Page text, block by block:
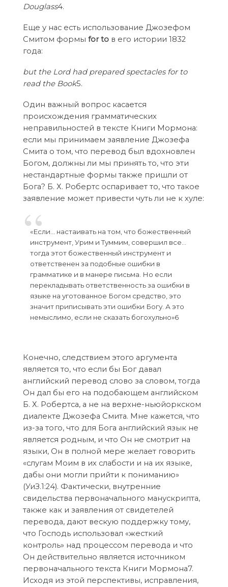
Douglass4.
Еще у нас есть использование Джозефом
Смитом формы for toв его истории 1832
года:
but the Lord had prepared spectacles for to
read the Book5.
Один важный вопрос касается
происхождения грамматических
неправильностей в тексте Книги Мормона:
если мы принимаем заявление Джозефа
Смита о том, что перевод был вдохновлен
Богом, должны ли мы принять то, что эти
нестандартные формы также пришли от
Бога? Б. Х. Робертс оспаривает то, что такое
заявление может привести чуть ли не к хуле:
«Если… настаивать на том, что божественный
инструмент, Урим и Туммим, совершил все…
тогда этот божественный инструмент и
ответственен за подобные ошибки в
грамматике и в манере письма. Но если
перекладывать ответственность за ошибки в
языке на уготованное Богом средство, это
значит приписывать эти ошибки Богу. А это
немыслимо, если не сказать богохульно»6
Конечно, следствием этого аргумента
является то, что если бы Бог давал
английский перевод слово за словом, тогда
Он дал бы его на подобающем английском
Б. Х. Робертса, а не на верхне-ньюйоркском
диалекте Джозефа Смита. Мне кажется, что
из-за того, что для Бога английский язык не
является родным, и что Он не смотрит на
языки, Он в полной мере желает говорить
«слугам Моим в их слабости и на их языке,
дабы они могли прийти к пониманию»
(УиЗ.1:24). Фактически, внутренние
свидельства первоначального манускрипта,
также как и заявления от свидетелей
перевода, дают вескую поддержку тому,
что Господь использовал «жесткий
контроль» над процессом перевода и что
Он действительно является источником
первоначального текста Книги Мормона7.
Исходя из этой перспективы, исправления,